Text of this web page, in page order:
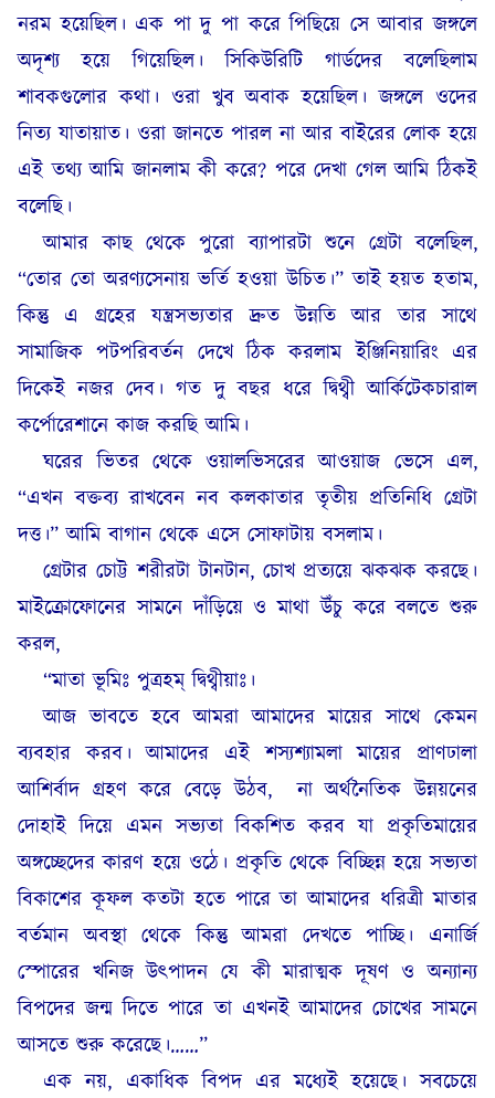
নরম হয়েছিল। এক পা দু পা করে পিছিয়ে সে আবার জঙ্গলে
অদৃশ্য হয়ে গিয়েছিল। সিকিউরিটি গার্ডদের বলেছিলাম
শাবকগুলোর কথা। ওরা খুব অবাক হয়েছিল। জঙ্গলে ওদের
নিত্য যাতায়াত। ওরা জানতে পারল না আর বাইরের লোক হয়ে
এই তথ্য আমি জানলাম কী করে? পরে দেখা গেল আমি ঠিকই
বলেছি।
আমার কাছ থেকে পুরো ব্যাপারটা শুনে গ্রেটা বলেছিল,
“তোর তো অরণ্যসেনায় ভর্তি হওয়া উচিত।” তাই হয়ত হতাম,
কিন্তু এ গ্রহের যন্ত্রসভ্যতার দ্রুত উন্নতি আর তার সাথে
সামাজিক পটপরিবর্তন দেখে ঠিক করলাম ইঞ্জিনিয়ারিং এর
দিকেই নজর দেব। গত দু বছর ধরে দ্বিথ্বী আর্কিটেকচারাল
কর্পোরেশানে কাজ করছি আমি।
ঘরের ভিতর থেকে ওয়ালভিসরের আওয়াজ ভেসে এল,
“এখন বক্তব্য রাখবেন নব কলকাতার তৃতীয় প্রতিনিধি গ্রেটা
দত্ত।” আমি বাগান থেকে এসে সোফাটায় বসলাম।
গ্রেটার চোট্ট শরীরটা টানটান, চোখ প্রত্যয়ে ঝকঝক করছে।
মাইক্রোফোনের সামনে দাঁড়িয়ে ও মাথা উঁচু করে বলতে শুরু
করল,
“মাতা ভূমিঃ পুত্রহম্ দ্বিথ্বীয়াঃ।
আজ ভাবতে হবে আমরা আমাদের মায়ের সাথে কেমন
ব্যবহার করব। আমাদের এই শস্যশ্যামলা মায়ের প্রাণঢালা
আশির্বাদ গ্রহণ করে বেড়ে উঠব,
না অর্থনৈতিক উন্নয়নের
দোহাই দিয়ে এমন সভ্যতা বিকশিত করব যা প্রকৃতিমায়ের
অঙ্গচ্ছেদের কারণ হয়ে ওঠে। প্রকৃতি থেকে বিচ্ছিন্ন হয়ে সভ্যতা
বিকাশের কূফল কতটা হতে পারে তা আমাদের ধরিত্রী মাতার
বর্তমান অবস্থা থেকে কিন্তু আমরা দেখতে পাচ্ছি। এনার্জি
স্পোরের খনিজ উৎপাদন যে কী মারাত্মক দূষণ ও অন্যান্য
বিপদের জন্ম দিতে পারে তা এখনই আমাদের চোখের সামনে
আসতে শুরু করেছে।……”
এক নয়, একাধিক বিপদ এর মধ্যেই হয়েছে। সবচেয়ে